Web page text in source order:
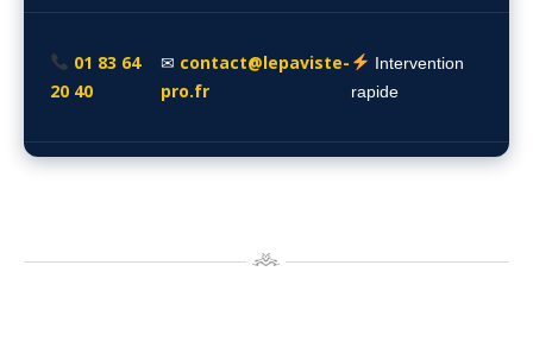
01 83 64
20 40
✉ contact@lepaviste-
pro.fr
Intervention
rapide